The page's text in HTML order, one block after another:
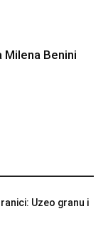
Benini
Uzeo granu i